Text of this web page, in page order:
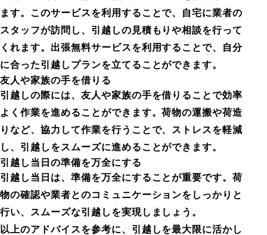
ます。このサービスを利用することで、自宅に業者の
スタッフが訪問し、引越しの見積もりや相談を行って
くれます。出張無料サービスを利用することで、自分
に合った引越しプランを立てることができます。
友人や家族の手を借りる
引越しの際には、友人や家族の手を借りることで効率
よく作業を進めることができます。荷物の運搬や荷造
りなど、協力して作業を行うことで、ストレスを軽減
し、引越しをスムーズに進めることができます。
引越し当日の準備を万全にする
引越し当日は、準備を万全にすることが重要です。荷
物の確認や業者とのコミュニケーションをしっかりと
行い、スムーズな引越しを実現しましょう。
以上のアドバイスを参考に、引越しを最大限に活かし